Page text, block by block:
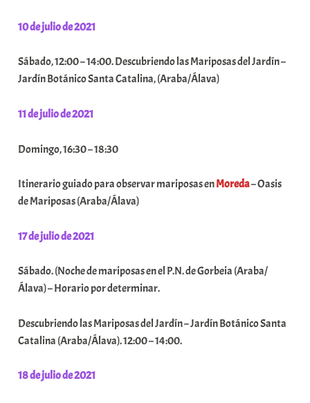
a
e
a
10 de julio de 2021
Sábado, 12:00 – 14:00. Descubriendo las Mariposas del Jardín –
Jardín Botánico Santa Catalina, (Araba/Álava)
11 de julio de 2021
Domingo, 16:30 – 18:30
Itinerario guiado para observar mariposas enMoreda– Oasis
de Mariposas (Araba/Álava)
17 de julio de 2021
Sábado. (Noche de mariposas en el P.N. de Gorbeia (Araba/
Álava) – Horario por determinar.
Descubriendo las Mariposas del Jardín – Jardín Botánico Santa
Catalina (Araba/Álava). 12:00 – 14:00.
18 de julio de 2021